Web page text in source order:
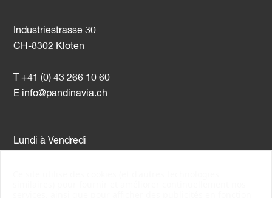
Industriestrasse 30
CH-8302 Kloten
T +41 (0) 43 266 10 60
E info@pandinavia.ch
Lundi à Vendredi